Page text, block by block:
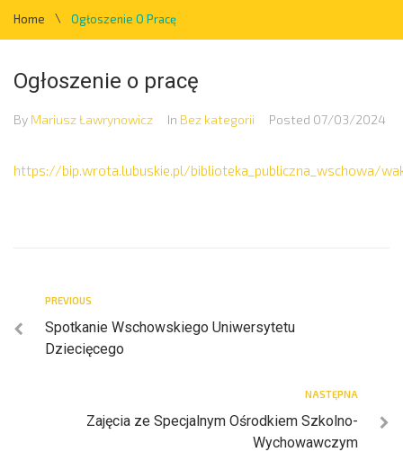
Home \ Ogłoszenie O Pracę
Ogłoszenie o pracę
By Mariusz Ławrynowicz In Bez kategorii Posted 07/03/2024
https://bip.wrota.lubuskie.pl/biblioteka_publiczna_wschowa/
PREVIOUS
Spotkanie Wschowskiego Uniwersytetu
Dziecięcego
NASTĘPNA
Zajęcia ze Specjalnym Ośrodkiem Szkolno-
Wychowawczym